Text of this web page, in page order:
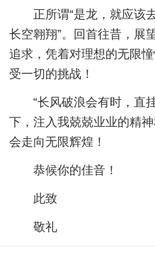
正所谓“是龙，就应该
长空翱翔”。回首往昔，展
追求，凭着对理想的无限
受一切的挑战！
“长风破浪会有时，直
下，注入我兢兢业业的精
会走向无限辉煌！
恭候你的佳音！
此致
敬礼